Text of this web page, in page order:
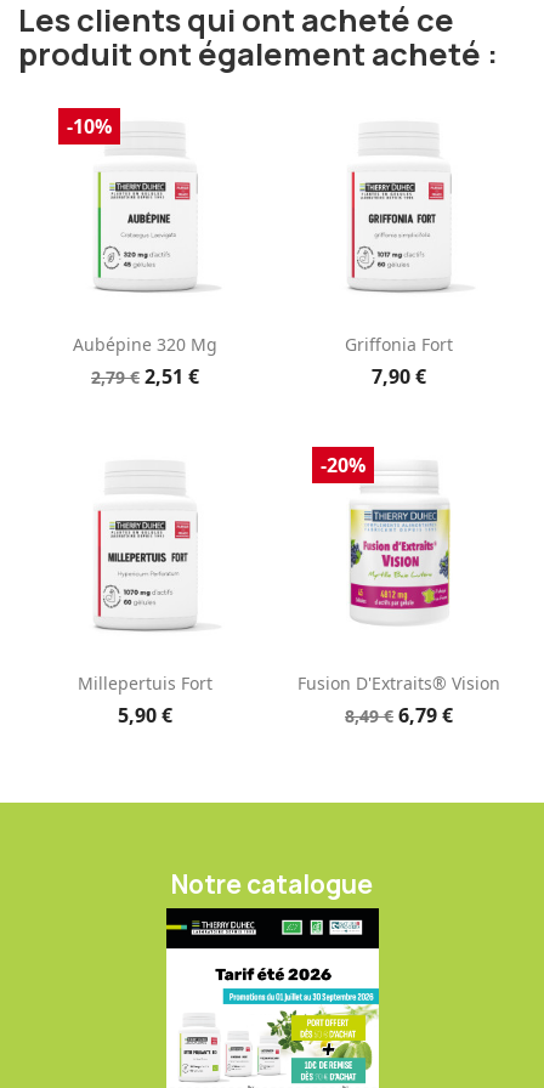
Les clients qui ont acheté ce
produit ont également acheté :
Aubépine 320 Mg
2,79 € 2,51 €
-10%
Griffonia Fort
7,90 €
Millepertuis Fort
5,90 €
Fusion D'Extraits® Vision
8,49 € 6,79 €
-20%
Notre catalogue